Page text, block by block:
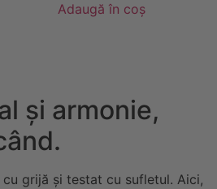
Adaugă în coș
și armonie,
grijă și testat cu sufletul. Aici,